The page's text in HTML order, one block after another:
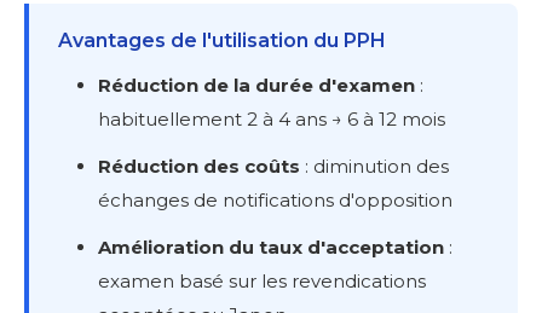
Avantages de l'utilisation du PPH
Réduction de la durée d'examen :
habituellement 2 à 4 ans → 6 à 12 mois
Réduction des coûts : diminution des
échanges de notifications d'opposition
Amélioration du taux d'acceptation :
examen basé sur les revendications